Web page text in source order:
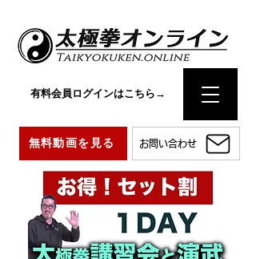
お問い合わせ
無料動画を見る
有料会員ログインはこちら→